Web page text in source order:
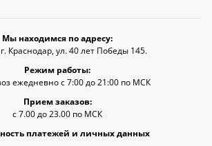
Мы находимся по адресу:
Краснодар, ул. 40 лет Победы 145.
Режим работы:
ежедневно с 7:00 до 21:00 по МСК
Прием заказов:
с 7.00 до 23.00 по МСК
платежей и личных данных